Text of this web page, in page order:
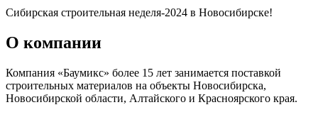
Сибирская строительная неделя-2024 в Новосибирске!
О компании
Компания «Баумикс» более 15 лет занимается поставкой
строительных материалов на объекты Новосибирска,
Новосибирской области, Алтайского и Красноярского края.